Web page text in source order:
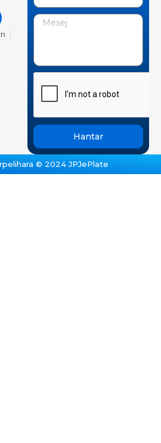
Hantar
© 2024 JPJePlate